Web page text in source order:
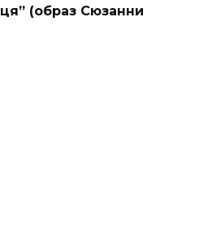
(образ Сюзанни